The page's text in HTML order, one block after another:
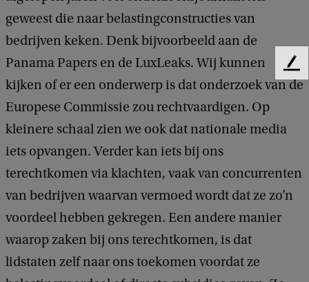
geweest die naar belastingconstructies van
bedrijven keken. Denk bijvoorbeeld aan de
Panama Papers en de LuxLeaks. Wij kunnen
kijken of er een onderwerp is dat onderzoek van de
Europese Commissie zou rechtvaardigen. Op
kleinere schaal zien we ook dat nationale media
iets opvangen. Verder kan iets bij ons
terechtkomen via klachten, vaak van concurrenten
van bedrijven waarvan vermoed wordt dat ze zo’n
voordeel hebben gekregen. Een andere manier
waarop zaken bij ons terechtkomen, is dat
lidstaten zelf naar ons toekomen voordat ze
F
e
k